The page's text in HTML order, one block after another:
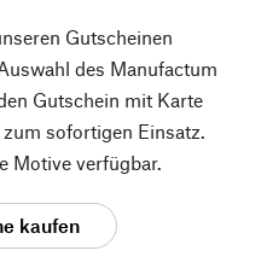
Gutscheinen
des Manufactum
Gutschein mit Karte
sofortigen Einsatz.
Motive verfügbar.
kaufen